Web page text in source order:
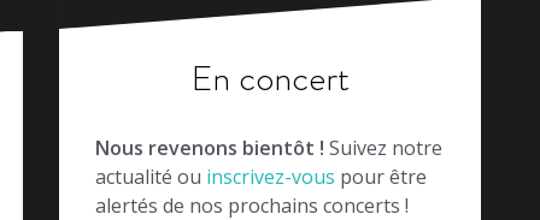
En concert
Nous revenons bientôt ! Suivez notre
actualité ou inscrivez-vous pour être
alertés de nos prochains concerts !